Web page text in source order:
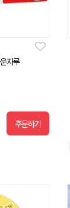
자루
주문하기